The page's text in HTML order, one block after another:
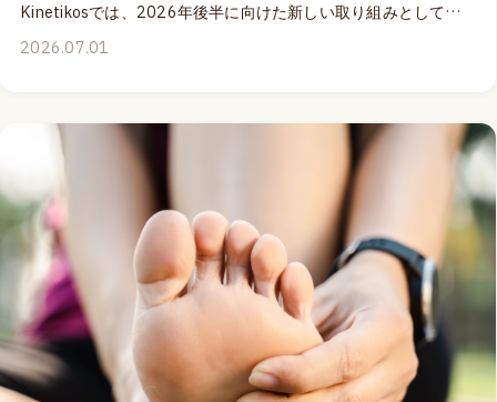
Kinetikosでは、2026年後半に向けた新しい取り組みとして、
Success Clubをスタートします。🎉 Kinetikosはこの13年間、
うに整理し、統合し、自分自身のサービスへ落とし込んでいく
のか。 そして、その積み重ねを通して、より良いプロフェッシ
ョナルとして成長し、自分らしい成功を築いていくこと。🌱
Success Clubは、そのプロセスをサポートするために誕生した
新しいプログラムです。 2026年末までの約6か月間にわたり、
オンラインミーティング（全6回 - 収録ビデオ付き）Success
Club限定コンテンツ を通して、参加者同士が共に学び、考え、
成長していく機会をご提供します。🤝 まずは、ぜひ事前アンケ
ートにご協力ください。 アンケートは匿名で、1〜2分程度でご
回答いただけます。 職業や仕事内容、クライアント、目標、そ
して日々直面している課題についてお聞きする内容となってい
2026.07.01